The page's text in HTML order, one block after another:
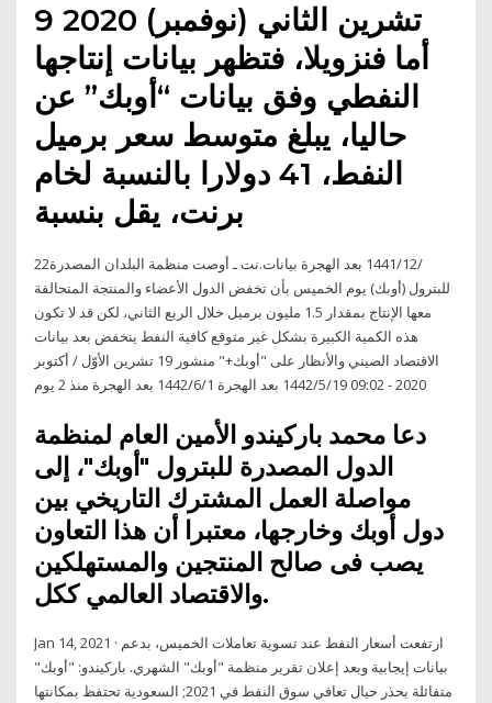
9 تشرين الثاني (نوفمبر) 2020
أما فنزويلا، فتظهر بيانات إنتاجها
النفطي وفق بيانات “أوبك” عن
حاليا، يبلغ متوسط سعر برميل
النفط، 41 دولارا بالنسبة لخام
22‏‏/12‏‏/1441 بعد الهجرة بيانات.نت ـ أوصت منظمة البلدان المصدرة
للبترول (أوبك) يوم الخميس بأن تخفض الدول الأعضاء والمنتجة المتحالفة
معها الإنتاج بمقدار 1.5 مليون برميل خلال الربع الثاني، لكن قد لا تكون
هذه الكمية الكبيرة بشكل غير متوقع كافية النفط ينخفض بعد بيانات
الاقتصاد الصيني والأنظار على "أوبك+" منشور 19 تشرين الأوّل / أكتوبر
2020 - 09:02 19‏‏/5‏‏/1442 بعد الهجرة 1‏‏/6‏‏/1442 بعد الهجرة منذ 2 يوم
دعا محمد باركيندو الأمين العام لمنظمة
الدول المصدرة للبترول "أوبك"، إلى
مواصلة العمل المشترك التاريخي بين
دول أوبك وخارجها، معتبرا أن هذا التعاون
يصب فى صالح المنتجين والمستهلكين
والاقتصاد العالمي ككل.
Jan 14, 2021 · ارتفعت أسعار النفط عند تسوية تعاملات الخميس، بدعم
بيانات إيجابية وبعد إعلان تقرير منظمة "أوبك" الشهري. باركيندو: "أوبك"
متفائلة بحذر حيال تعافي سوق النفط في 2021; السعودية تحتفظ بمكانتها